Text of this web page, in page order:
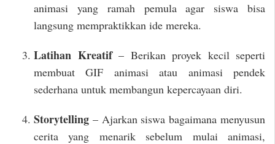
animasi yang ramah pemula agar siswa bisa
langsung mempraktikkan ide mereka.
Latihan Kreatif– Berikan proyek kecil seperti
membuat GIF animasi atau animasi pendek
sederhana untuk membangun kepercayaan diri.
Storytelling – Ajarkan siswa bagaimana menyusun
cerita yang menarik sebelum mulai animasi,